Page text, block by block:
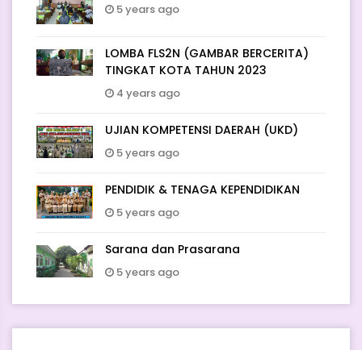
5 years ago
LOMBA FLS2N (GAMBAR BERCERITA)
TINGKAT KOTA TAHUN 2023
4 years ago
UJIAN KOMPETENSI DAERAH (UKD)
5 years ago
PENDIDIK & TENAGA KEPENDIDIKAN
5 years ago
Sarana dan Prasarana
5 years ago